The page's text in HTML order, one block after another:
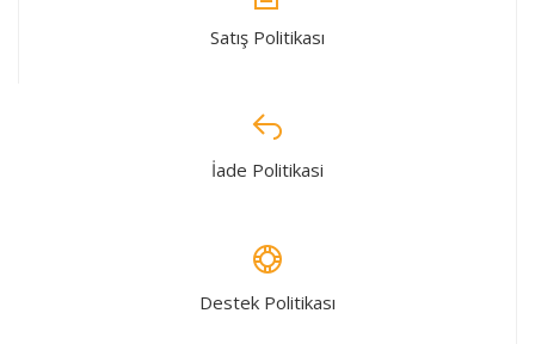
Satış Politikası
İade Politikasi
Destek Politikası